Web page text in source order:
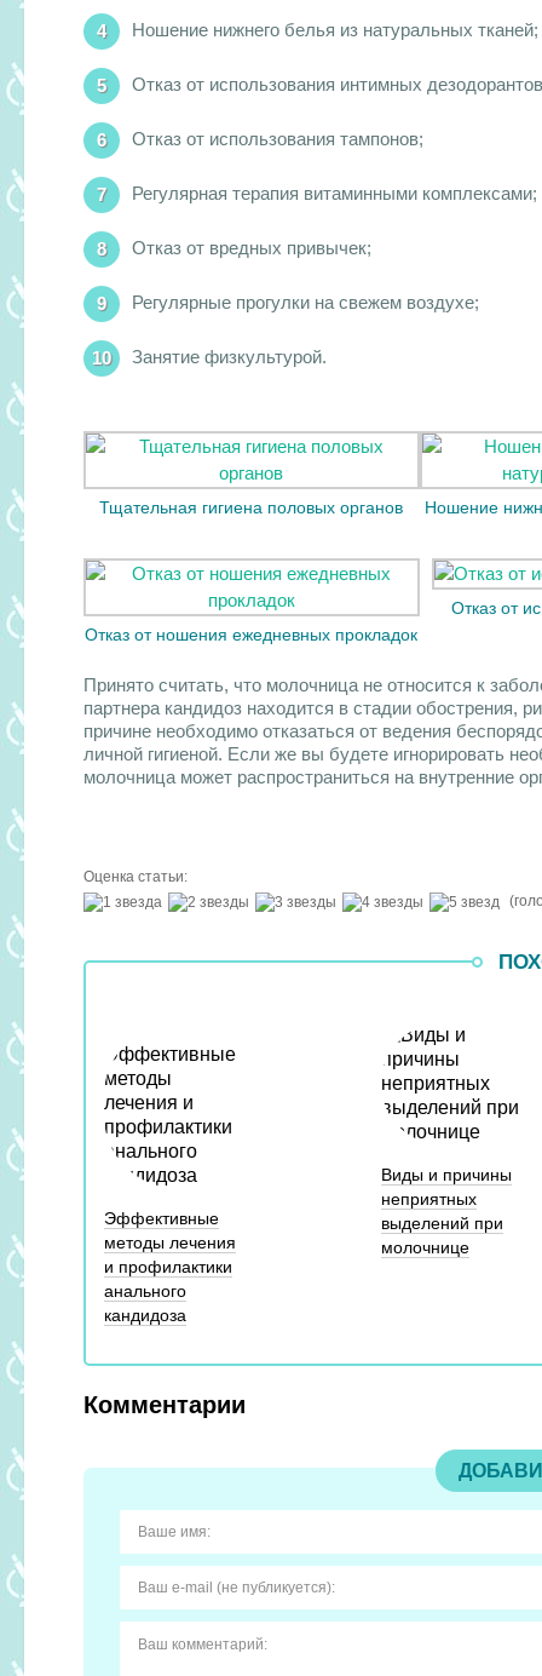
Ношение нижнего белья из натуральных тканей;
Отказ от использования интимных
Отказ от использования тампонов;
Регулярная терапия витаминными комплексами;
Отказ от вредных привычек;
Регулярные прогулки на свежем воздухе;
Занятие физкультурой.
Тщательная гигиена половых органов Ношение
Отказ от ношения ежедневных прокладок
Отказ от
Принято считать, что молочница не относится к
партнера кандидоз находится в стадии обострения,
причине необходимо отказаться от ведения
личной гигиеной. Если же вы будете игнорировать
молочница может распространиться на внутренние
Оценка статьи:
Эффективные
методы лечения
и профилактики
анального
кандидоза
Виды и причины
неприятных
выделений при
молочнице
Комментарии